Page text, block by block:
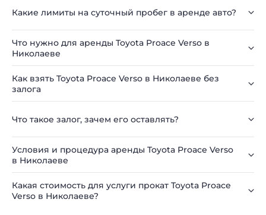
Какие лимиты на суточный пробег в аренде авто?
Что нужно для аренды Toyota Proace Verso в
Николаеве
Как взять Toyota Proace Verso в Николаеве без
залога
Что такое залог, зачем его оставлять?
Условия и процедура аренды Toyota Proace Verso
в Николаеве
Какая стоимость для услуги прокат Toyota Proace
Verso в Николаеве?